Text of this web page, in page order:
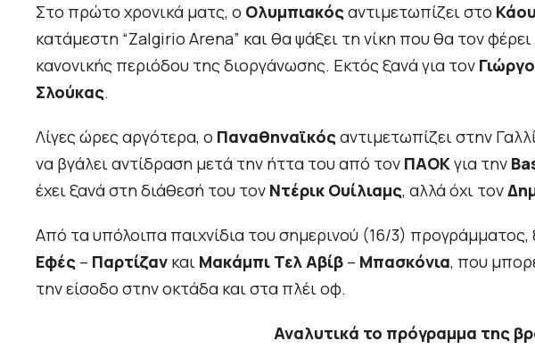
Στο πρώτο χρονικά ματς, ο Ολυμπιακός αντιμετωπίζει στο
κατάμεστη “Zalgirio Arena” και θα ψάξει τη νίκη που θα τον
κανονικής περιόδου της διοργάνωσης. Εκτός ξανά για τον
Σλούκας.
Λίγες ώρες αργότερα, ο Παναθηναϊκός αντιμετωπίζει στην
να βγάλει αντίδραση μετά την ήττα του από τον ΠΑΟΚγια την
έχει ξανά στη διάθεσή του τον Ντέρικ Ουίλιαμς, αλλά όχι τον
Από τα υπόλοιπα παιχνίδια του σημερινού (16/3) προγράμματος,
Εφές – Παρτίζαν και Μακάμπι Τελ Αβίβ – Μπασκόνια, που
την είσοδο στην οκτάδα και στα πλέι οφ.
Αναλυτικά το πρόγραμμα της